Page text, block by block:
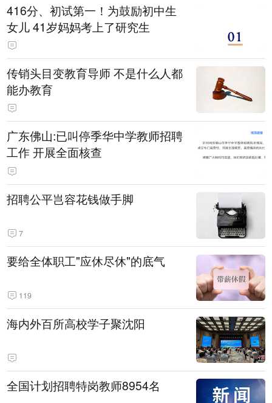
416分、初试第一！为鼓励初中生
女儿 41岁妈妈考上了研究生
传销头目变教育导师 不是什么人都
能办教育
广东佛山:已叫停季华中学教师招聘
工作 开展全面核查
招聘公平岂容花钱做手脚
7
要给全体职工"应休尽休"的底气
119
海内外百所高校学子聚沈阳
全国计划招聘特岗教师8954名